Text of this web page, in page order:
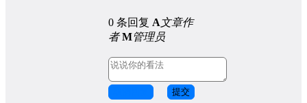
0 条回复 A文章作
者 M管理员
提交